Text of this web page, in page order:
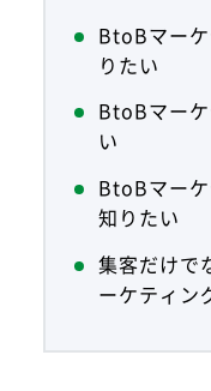
BtoBマー
りたい
BtoBマー
い
BtoBマー
知りたい
集客だけで
ーケティン